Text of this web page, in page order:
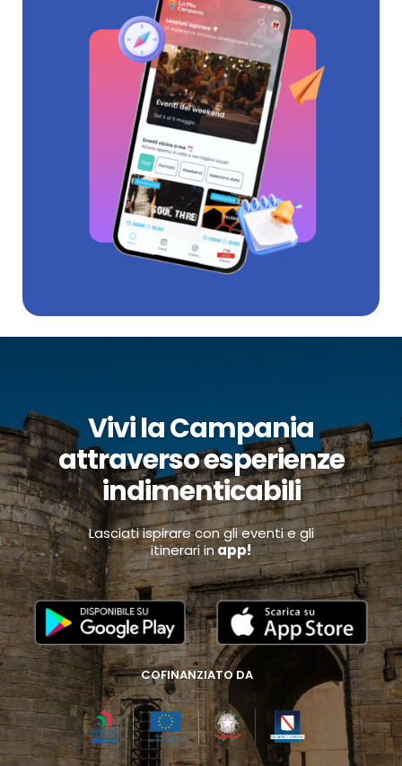
Vivi la Campania
attraverso esperienze
indimenticabili
Lasciati ispirare con gli eventi e gli
itinerari inapp!
COFINANZIATO DA